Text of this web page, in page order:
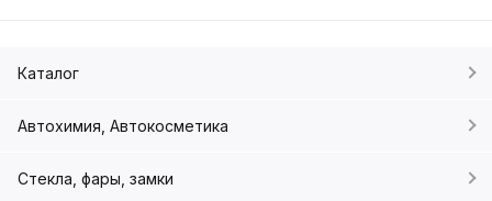
Каталог
Автохимия, Автокосметика
Стекла, фары, замки